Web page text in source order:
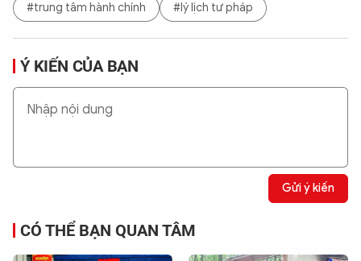
#trung tâm hành chính
#lý lịch tư pháp
Ý KIẾN CỦA BẠN
Gửi ý kiến
CÓ THỂ BẠN QUAN TÂM